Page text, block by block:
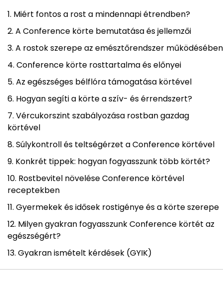
Miért fontos a rost a mindennapi étrendben?
A Conference körte bemutatása és jellemzői
A rostok szerepe az emésztőrendszer működésében
Conference körte rosttartalma és előnyei
Az egészséges bélflóra támogatása körtével
Hogyan segíti a körte a szív- és érrendszert?
Vércukorszint szabályozása rostban gazdag
körtével
Súlykontroll és teltségérzet a Conference körtével
Konkrét tippek: hogyan fogyasszunk több körtét?
Rostbevitel növelése Conference körtével
receptekben
Gyermekek és idősek rostigénye és a körte szerepe
Milyen gyakran fogyasszunk Conference körtét az
egészségért?
Gyakran ismételt kérdések (GYIK)